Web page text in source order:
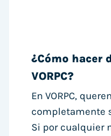
¿Cómo hacer
VORPC?
En VORPC,
completamente
Si por cualquier